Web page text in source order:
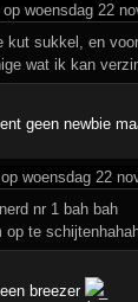
op woensdag 22
kut sukkel, en
wat ik kan
geen newbie
op woensdag 22
nr 1 bah bah
op te
breezer _